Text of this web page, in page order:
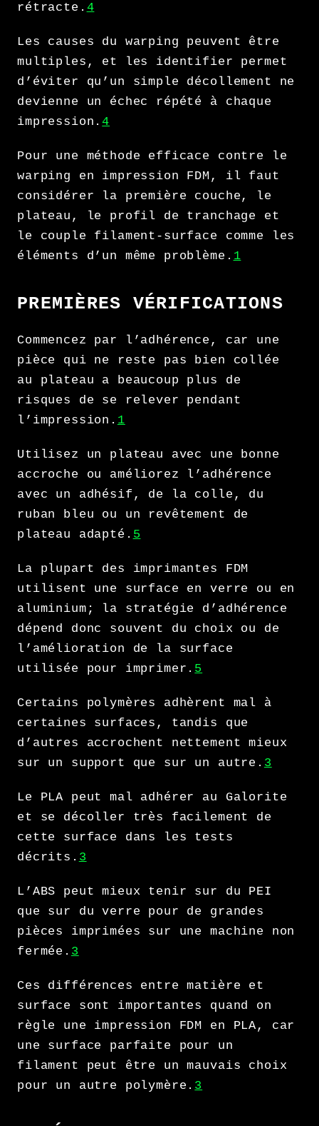
rétracte. 4
Les causes du warping peuvent être
multiples, et les identifier permet
d’éviter qu’un simple décollement ne
devienne un échec répété à chaque
impression.4
Pour une méthode efficace contre le
warping en impression FDM, il faut
considérer la première couche, le
plateau, le profil de tranchage et
le couple filament-surface comme les
éléments d’un même problème. 1
PREMIÈRES VÉRIFICATIONS
Commencez par l’adhérence, car une
pièce qui ne reste pas bien collée
au plateau a beaucoup plus de
risques de se relever pendant
l’impression. 1
Utilisez un plateau avec une bonne
accroche ou améliorez l’adhérence
avec un adhésif, de la colle, du
ruban bleu ou un revêtement de
plateau adapté. 5
La plupart des imprimantes FDM
utilisent une surface en verre ou en
aluminium; la stratégie d’adhérence
dépend donc souvent du choix ou de
l’amélioration de la surface
utilisée pour imprimer. 5
Certains polymères adhèrent mal à
certaines surfaces, tandis que
d’autres accrochent nettement mieux
sur un support que sur un autre. 3
Le PLA peut mal adhérer au Galorite
et se décoller très facilement de
cette surface dans les tests
décrits. 3
L’ABS peut mieux tenir sur du PEI
que sur du verre pour de grandes
pièces imprimées sur une machine non
fermée. 3
Ces différences entre matière et
surface sont importantes quand on
règle une impression FDM en PLA, car
une surface parfaite pour un
filament peut être un mauvais choix
pour un autre polymère. 3